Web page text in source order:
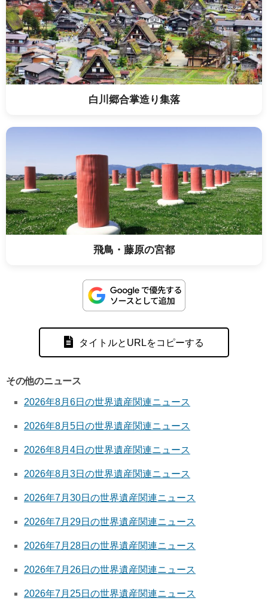
白川郷合掌造り集落
飛鳥・藤原の宮都
タイトルとURLをコピーする
その他のニュース
2026年8月6日の世界遺産関連ニュース
2026年8月5日の世界遺産関連ニュース
2026年8月4日の世界遺産関連ニュース
2026年8月3日の世界遺産関連ニュース
2026年7月30日の世界遺産関連ニュース
2026年7月29日の世界遺産関連ニュース
2026年7月28日の世界遺産関連ニュース
2026年7月26日の世界遺産関連ニュース
2026年7月25日の世界遺産関連ニュース